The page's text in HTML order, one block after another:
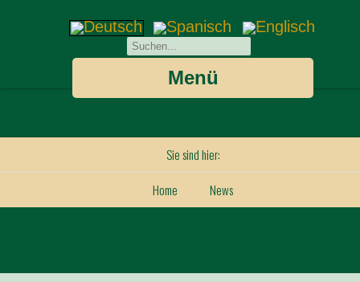
Menü
Sie sind hier:
Home
News